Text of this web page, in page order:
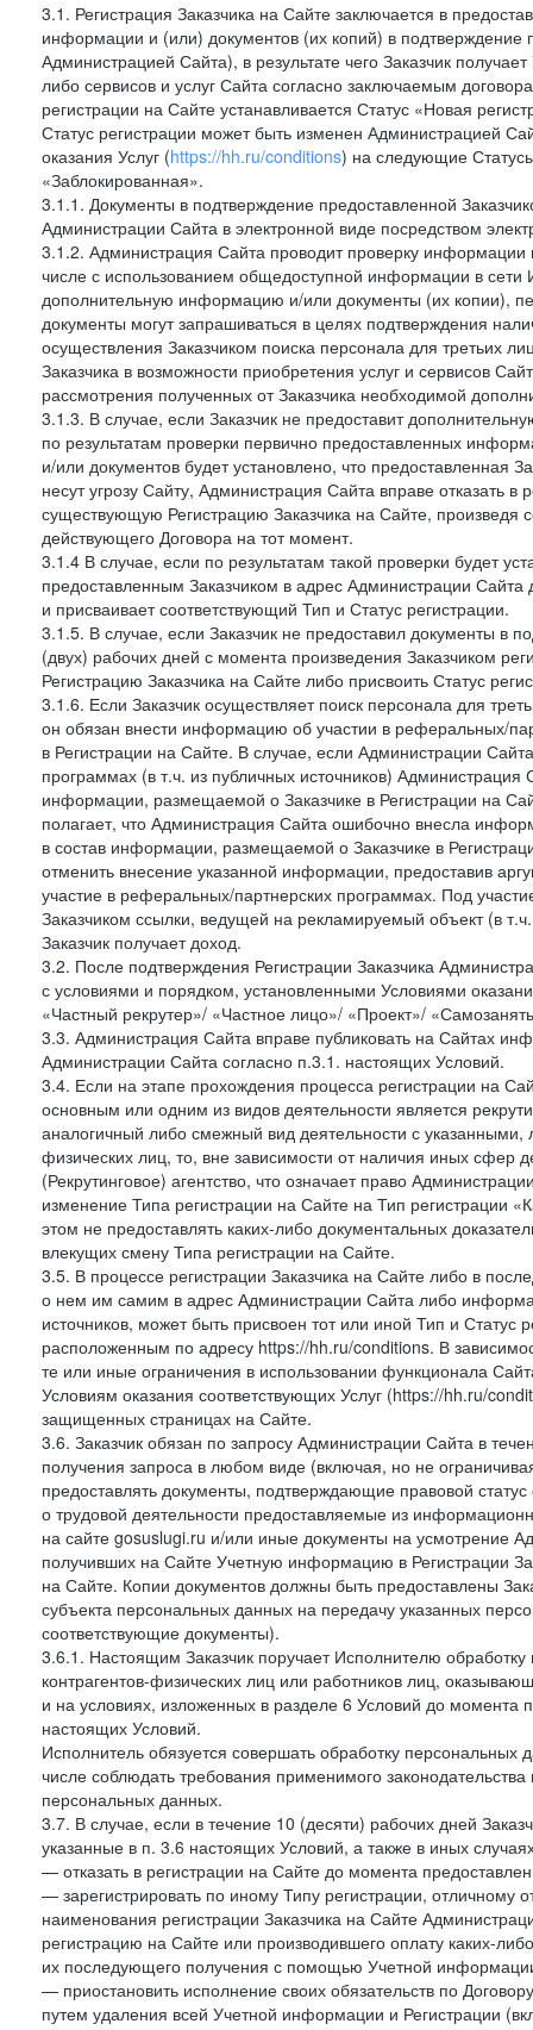
3.1. Регистрация Заказчика на Сайте заключается в
информации и (или) документов (их копий) в
Администрацией Сайта), в результате чего Заказчик
либо сервисов и услуг Сайта согласно заключаемым
регистрации на Сайте устанавливается Статус «Новая
Статус регистрации может быть изменен Администрацией
оказания Услуг (https://hh.ru/conditions) на следующие
«Заблокированная».
3.1.1. Документы в подтверждение предоставленной
Администрации Сайта в электронной виде посредством
3.1.2. Администрация Сайта проводит проверку информации
числе с использованием общедоступной информации в
дополнительную информацию и/или документы (их копии),
документы могут запрашиваться в целях подтверждения
осуществления Заказчиком поиска персонала для третьих
Заказчика в возможности приобретения услуг и сервисов
рассмотрения полученных от Заказчика необходимой
3.1.3. В случае, если Заказчик не предоставит
по результатам проверки первично предоставленных
и/или документов будет установлено, что предоставленная
несут угрозу Сайту, Администрация Сайта вправе отказать
существующую Регистрацию Заказчика на Сайте, произведя
действующего Договора на тот момент.
3.1.4 В случае, если по результатам такой проверки будет
предоставленным Заказчиком в адрес Администрации
и присваивает соответствующий Тип и Статус регистрации.
3.1.5. В случае, если Заказчик не предоставил документы в
(двух) рабочих дней с момента произведения Заказчиком
Регистрацию Заказчика на Сайте либо присвоить Статус
3.1.6. Если Заказчик осуществляет поиск персонала для
он обязан внести информацию об участии в реферальных/
в Регистрации на Сайте. В случае, если Администрации
программах (в т.ч. из публичных источников)
информации, размещаемой о Заказчике в Регистрации на
полагает, что Администрация Сайта ошибочно внесла
в состав информации, размещаемой о Заказчике в
отменить внесение указанной информации, предоставив
участие в реферальных/партнерских программах. Под
Заказчиком ссылки, ведущей на рекламируемый объект (в
Заказчик получает доход.
3.2. После подтверждения Регистрации Заказчика
с условиями и порядком, установленными Условиями
«Частный рекрутер»/ «Частное лицо»/ «Проект»/
3.3. Администрация Сайта вправе публиковать на Сайтах
Администрации Сайта согласно п.3.1. настоящих Условий.
3.4. Если на этапе прохождения процесса регистрации на
основным или одним из видов деятельности является
аналогичный либо смежный вид деятельности с
физических лиц, то, вне зависимости от наличия иных сфер
(Рекрутинговое) агентство, что означает право
изменение Типа регистрации на Сайте на Тип регистрации
этом не предоставлять каких-либо документальных
влекущих смену Типа регистрации на Сайте.
3.5. В процессе регистрации Заказчика на Сайте либо в
о нем им самим в адрес Администрации Сайта либо
источников, может быть присвоен тот или иной Тип и
расположенным по адресу https://hh.ru/conditions. В
те или иные ограничения в использовании функционала
Условиям оказания соответствующих Услуг (https://hh.ru/
защищенных страницах на Сайте.
3.6. Заказчик обязан по запросу Администрации Сайта в
получения запроса в любом виде (включая, но не
предоставлять документы, подтверждающие правовой
о трудовой деятельности предоставляемые из
на сайте gosuslugi.ru и/или иные документы на усмотрение
получивших на Сайте Учетную информацию в Регистрации
на Сайте. Копии документов должны быть предоставлены
субъекта персональных данных на передачу указанных
соответствующие документы).
3.6.1. Настоящим Заказчик поручает Исполнителю
контрагентов-физических лиц или работников лиц,
и на условиях, изложенных в разделе 6 Условий до момента
настоящих Условий.
Исполнитель обязуется совершать обработку
числе соблюдать требования применимого
персональных данных.
3.7. В случае, если в течение 10 (десяти) рабочих дней
указанные в п. 3.6 настоящих Условий, а также в иных
— отказать в регистрации на Сайте до момента
— зарегистрировать по иному Типу регистрации, отличному
наименования регистрации Заказчика на Сайте
регистрацию на Сайте или производившего оплату каких-
их последующего получения с помощью Учетной
— приостановить исполнение своих обязательств по
путем удаления всей Учетной информации и Регистрации